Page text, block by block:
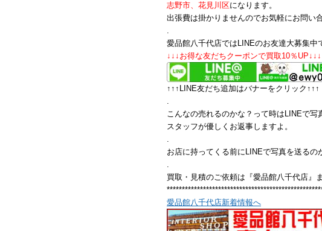
志野市、花見川区になります。
出張費は掛かりませんのでお気軽にお問い
.
愛品館八千代店ではLINEのお友達大募集中
↓↓↓お得な友だちクーポンで買取10％UP↓↓↓
↑↑↑LINE友だち追加はバナーをクリック↑↑↑
.
こんなの売れるのかな？って時はLINEで写
スタッフが優しくお返事しますよ。
.
お店に持ってくる前にLINEで写真を送るの
.
買取・見積のご依頼は『愛品館八千代店』
愛品館八千代店新着情報へ